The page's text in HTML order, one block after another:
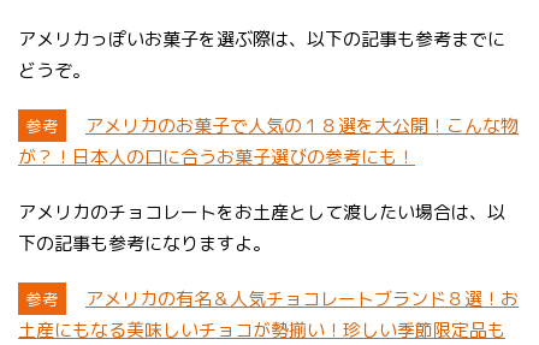
アメリカっぽいお菓子を選ぶ際は、以下の記事も参考までに
どうぞ。
参考
アメリカのお菓子で人気の１８選を大公開！こんな物
が？！日本人の口に合うお菓子選びの参考にも！
アメリカのチョコレートをお土産として渡したい場合は、以
下の記事も参考になりますよ。
参考
アメリカの有名＆人気チョコレートブランド８選！お
土産にもなる美味しいチョコが勢揃い！珍しい季節限定品も